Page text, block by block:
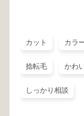
カット カラ
捻転毛 かわ
しっかり相談